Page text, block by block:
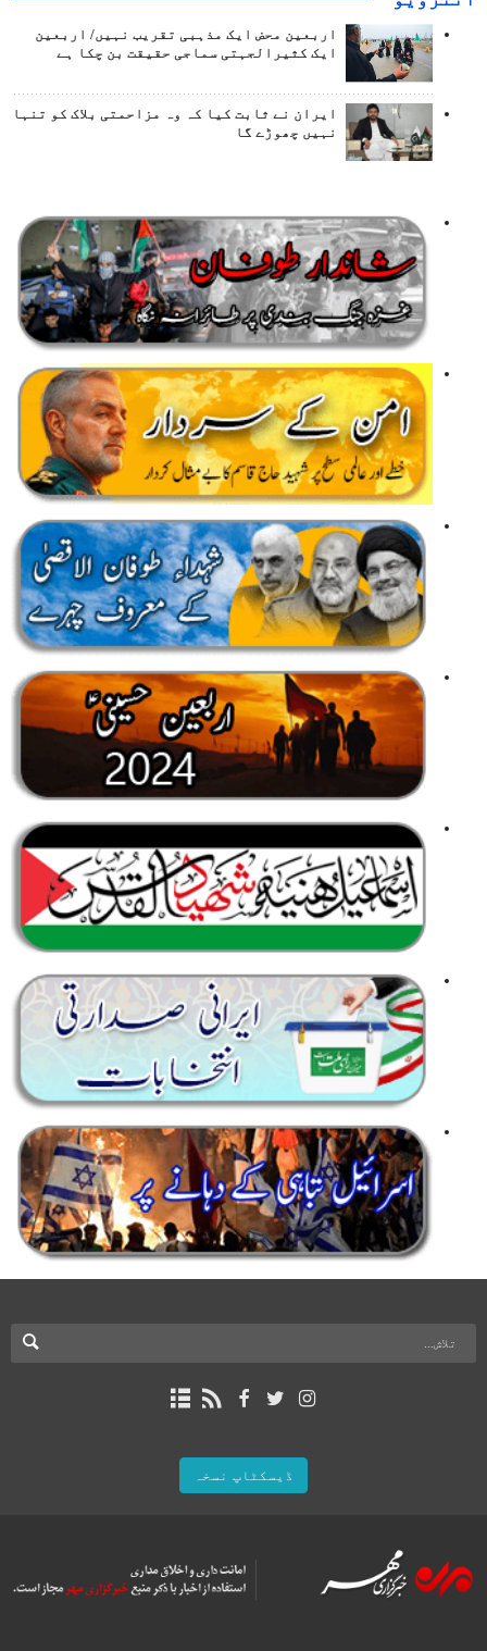
اربعین محض ایک مذہبی تقریب نہیں/ اربعین
ایک کثیرالجہتی سماجی حقیقت بن چکا ہے
ایران نے ثابت کیا کہ وہ مزاحمتی بلاک کو تنہا
نہیں چھوڑے گا
ڈیسکٹاپ نسخہ